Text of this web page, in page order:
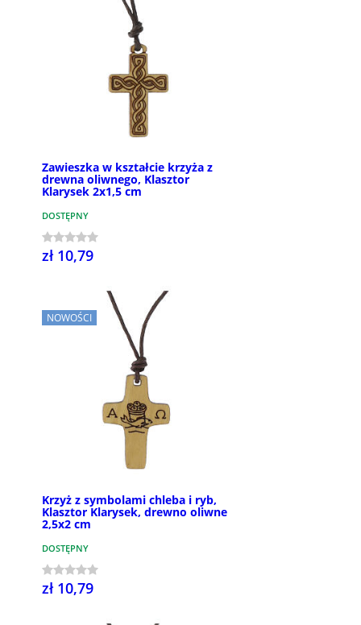
Zawieszka w kształcie krzyża z
drewna oliwnego, Klasztor
Klarysek 2x1,5 cm
DOSTĘPNY
zł 10,79
NOWOŚCI
Krzyż z symbolami chleba i ryb,
Klasztor Klarysek, drewno oliwne
2,5x2 cm
DOSTĘPNY
zł 10,79